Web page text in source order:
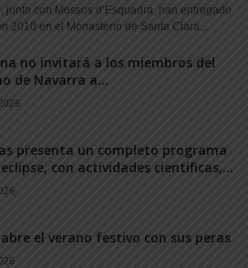
con Mossos d’Esquadra, han entregado
2010 en el Monasterio de Santa Clara...
no invitará a los miembros del
de Navarra a...
presenta un completo programa
con actividades científicas,...
el verano festivo con sus peras